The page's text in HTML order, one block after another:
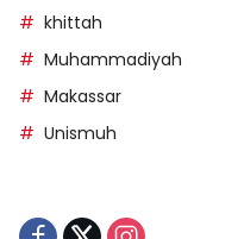
khittah
Muhammadiyah
Makassar
Unismuh